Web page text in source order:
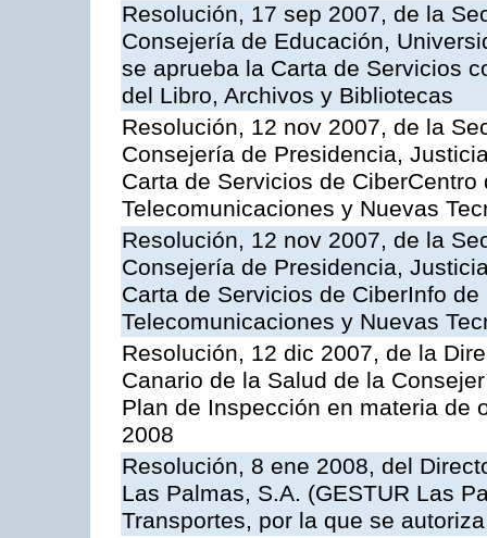
Resolución, 17 sep 2007, de la
Consejería de Educación,
se aprueba la Carta de Servicios
del Libro, Archivos y Bibliotecas
Resolución, 12 nov 2007, de la
Consejería de Presidencia,
Carta de Servicios de
Telecomunicaciones y Nuevas
Resolución, 12 nov 2007, de la
Consejería de Presidencia,
Carta de Servicios de CiberInfo
Telecomunicaciones y Nuevas
Resolución, 12 dic 2007, de la
Canario de la Salud de la
Plan de Inspección en materia de
2008
Resolución, 8 ene 2008, del
Las Palmas, S.A. (GESTUR Las
Transportes, por la que se